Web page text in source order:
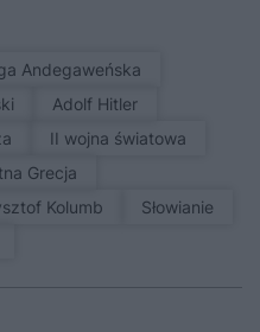
Andegaweńska
Adolf Hitler
II wojna światowa
Grecja
Kolumb
Słowianie